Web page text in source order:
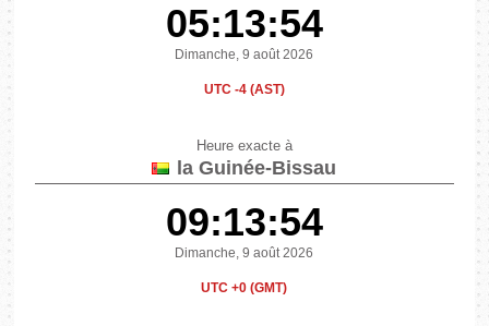
05:13:54
Dimanche, 9 août 2026
UTC -4 (AST)
Heure exacte à
la Guinée-Bissau
09:13:54
Dimanche, 9 août 2026
UTC +0 (GMT)